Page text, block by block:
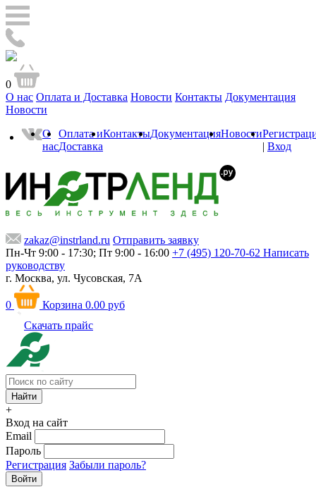
0
О нас Оплата и Доставка Новости Контакты Документация
Новости
О
нас
Оплата и
Доставка
КонтактыДокументацияНовости
| Вход
zakaz@instrland.ru Отправить заявку
Пн-Чт 9:00 - 17:30; Пт 9:00 - 16:00 +7 (495) 120-70-62 Написать
руководству
г. Москва, ул. Чусовская, 7А
0 Корзина 0.00 руб
Скачать прайс
+
Вход на сайт
Email
Пароль
Регистрация Забыли пароль?
Войти